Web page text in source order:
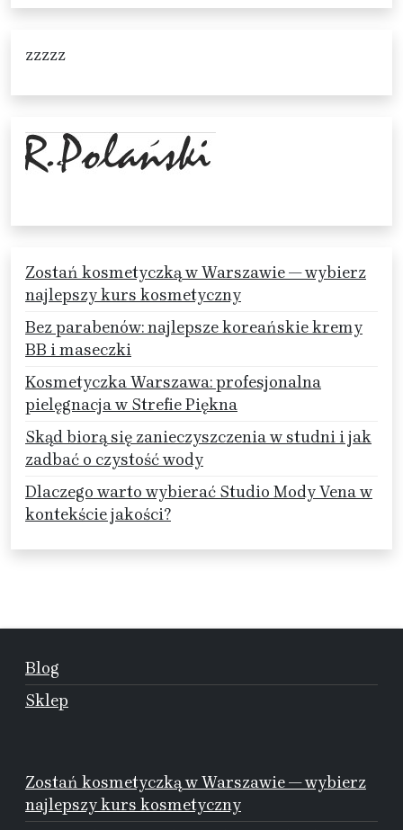
zzzzz
Zostań kosmetyczką w Warszawie — wybierz
najlepszy kurs kosmetyczny
Bez parabenów: najlepsze koreańskie kremy
BB i maseczki
Kosmetyczka Warszawa: profesjonalna
pielęgnacja w Strefie Piękna
Skąd biorą się zanieczyszczenia w studni i jak
zadbać o czystość wody
Dlaczego warto wybierać Studio Mody Vena w
kontekście jakości?
Blog
Sklep
Zostań kosmetyczką w Warszawie — wybierz
najlepszy kurs kosmetyczny